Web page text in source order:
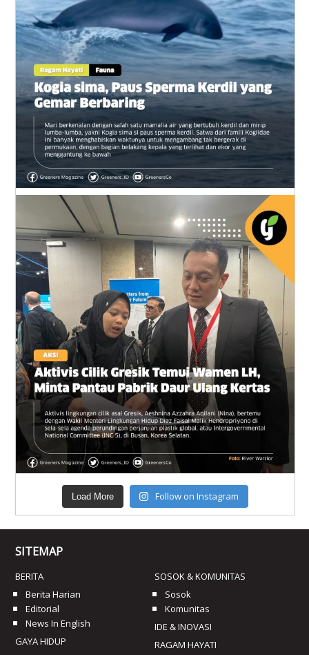
Load More Follow on Instagram
SITEMAP
BERITA
Berita Harian
Editorial
News In English
GAYA HIDUP
SOSOK & KOMUNITAS
Sosok
Komunitas
IDE & INOVASI
RAGAM HAYATI